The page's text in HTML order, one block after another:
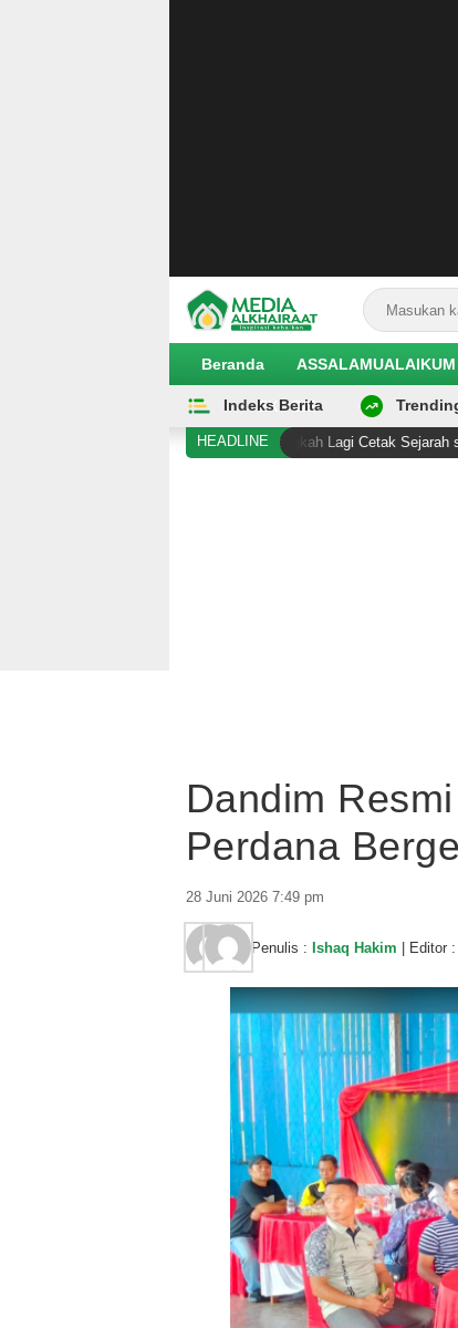
Beranda ASSALAMUALAIKUM
EKOBIS
Indeks Berita
HEADLINE
Abdul El Sayed Selangkah Lagi Cetak Sejarah sebagai
Dandim
Perdana
28 Juni 2026 7:49 pm
Penulis : Ishaq Hakim | Editor :